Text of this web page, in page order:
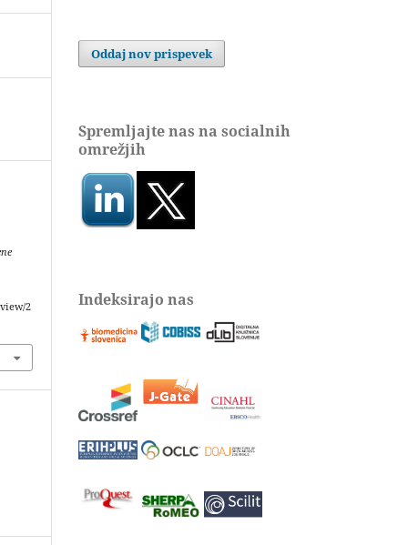
2
Oddaj nov prispevek
Spremljajte nas na socialnih
omrežjih
Indeksirajo nas